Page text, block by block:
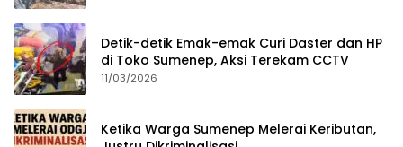
Detik-detik Emak-emak Curi Daster dan HP
di Toko Sumenep, Aksi Terekam CCTV
11/03/2026
Ketika Warga Sumenep Melerai Keributan,